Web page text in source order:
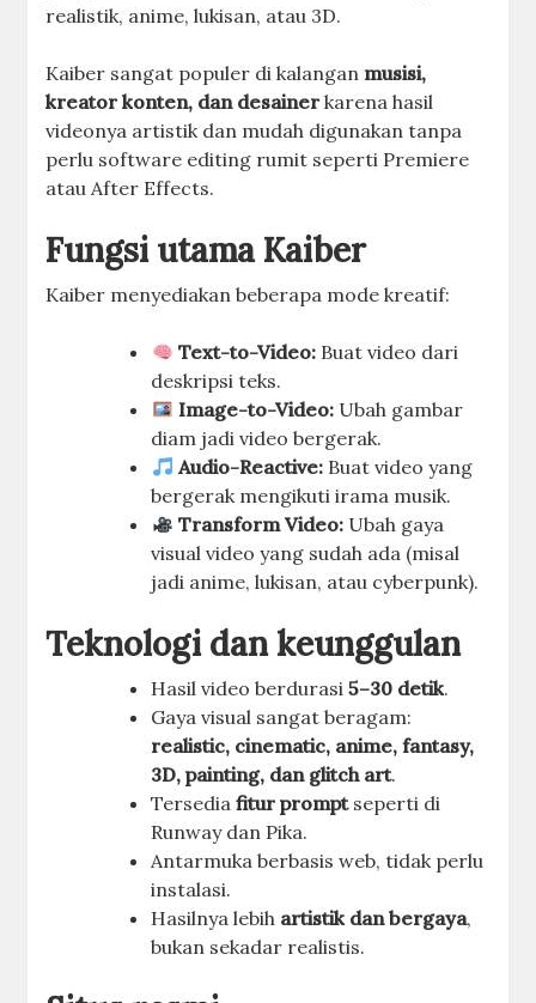
realistik, anime, lukisan, atau 3D.
Kaiber sangat populer di kalangan musisi,
kreator konten, dan desainer karena hasil
videonya artistik dan mudah digunakan tanpa
perlu software editing rumit seperti Premiere
atau After Effects.
Fungsi utama Kaiber
Kaiber menyediakan beberapa mode kreatif:
Text-to-Video:Buat video dari
deskripsi teks.
Image-to-Video:Ubah gambar
diam jadi video bergerak.
Audio-Reactive:Buat video yang
bergerak mengikuti irama musik.
Transform Video:Ubah gaya
visual video yang sudah ada (misal
jadi anime, lukisan, atau cyberpunk).
Teknologi dan keunggulan
Hasil video berdurasi5–30 detik.
Gaya visual sangat beragam:
realistic, cinematic, anime, fantasy,
3D, painting, dan glitch art.
Tersediafitur promptseperti di
Runway dan Pika.
Antarmuka berbasis web, tidak perlu
instalasi.
Hasilnya lebih artistik dan bergaya,
bukan sekadar realistis.